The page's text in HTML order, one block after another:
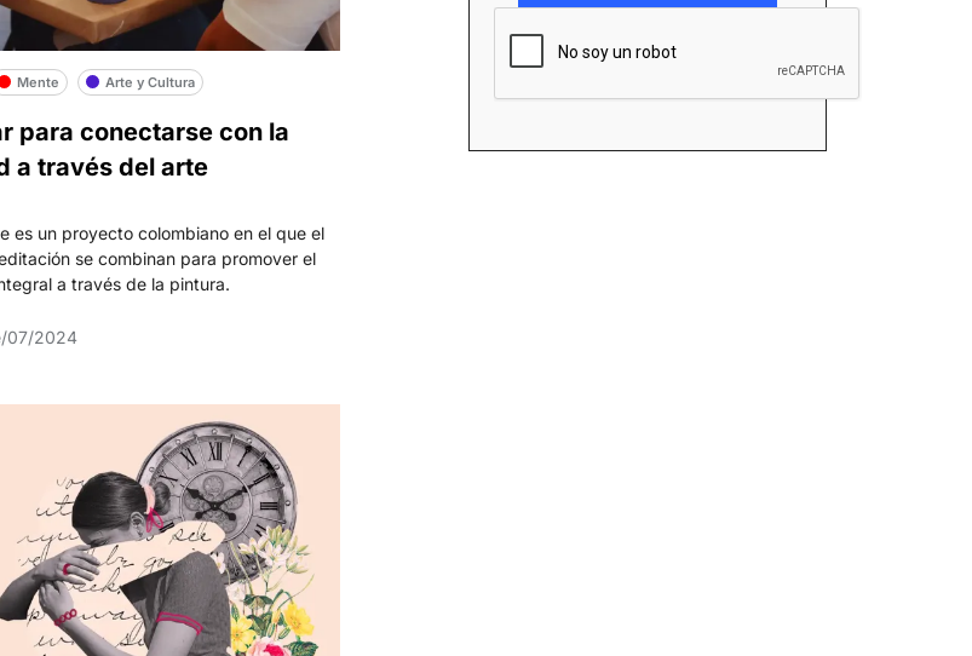
Mente Arte y Cultura
para conectarse con la
a través del arte
es un proyecto colombiano en el que el
se combinan para promover el
a través de la pintura.
07/2024